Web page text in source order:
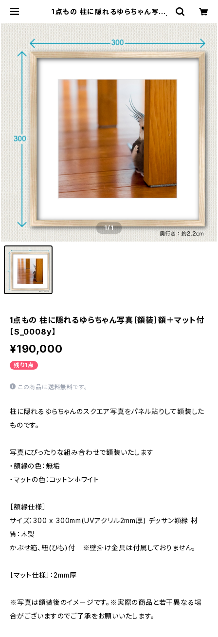
1点もの 柱に隠れるゆらちゃん写真
ことりグッズ おみせ
1/1
1点もの 柱に隠れるゆらちゃん写真［額装］額＋マット付
【S_0008y】
¥190,000
残り1点
この商品は送料無料です。
柱に隠れるゆらちゃんのスクエア写真をパネル貼りして額装した
ものです。
写真にぴったりな組み合わせで額装いたします
・額縁の色：無垢
・マットの色：コットンホワイト
［額縁仕様］
サイズ：300 x 300mm(UVアクリル2mm厚) デッサン額縁 材
質：木製
かぶせ箱、紐(ひも)付 ※壁掛け金具は付属しておりません。
［マット仕様］：2mm厚
※写真は額装後のイメージです。※実際の商品と若干異なる場
合がございますのでご了承をお願いいたします。